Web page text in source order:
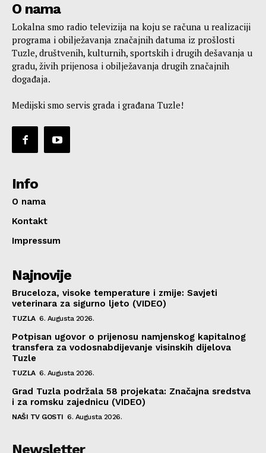
O nama
Lokalna smo radio televizija na koju se računa u realizaciji
programa i obilježavanja značajnih datuma iz prošlosti
Tuzle, društvenih, kulturnih, sportskih i drugih dešavanja u
gradu, živih prijenosa i obilježavanja drugih značajnih
događaja.
Medijski smo servis grada i građana Tuzle!
Info
O nama
Kontakt
Impressum
Najnovije
Bruceloza, visoke temperature i zmije: Savjeti
veterinara za sigurno ljeto (VIDEO)
TUZLA 6. Augusta 2026.
Potpisan ugovor o prijenosu namjenskog kapitalnog
transfera za vodosnabdijevanje visinskih dijelova
Tuzle
TUZLA 6. Augusta 2026.
Grad Tuzla podržala 58 projekata: Značajna sredstva
i za romsku zajednicu (VIDEO)
NAŠI TV GOSTI 6. Augusta 2026.
Newsletter